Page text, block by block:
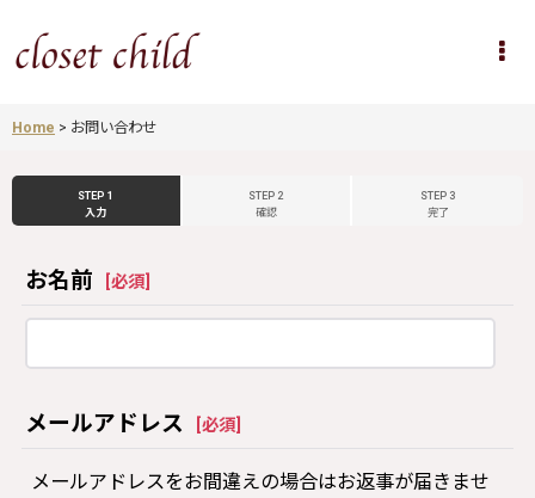
Home > お問い合わせ
STEP 1
入力
STEP 2
確認
STEP 3
完了
お名前 必須
メールアドレス 必須
メールアドレスをお間違えの場合はお返事が届きませ